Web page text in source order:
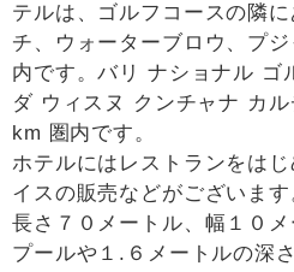
テルは、ゴルフコースの隣
チ、ウォーターブロウ、プ
内です。バリ ナショナル ゴ
ダ ウィスヌ クンチャナ カ
km 圏内です。
ホテルにはレストランをは
イスの販売などがございます
長さ７０メートル、幅１０
プールや１.６メートルの深